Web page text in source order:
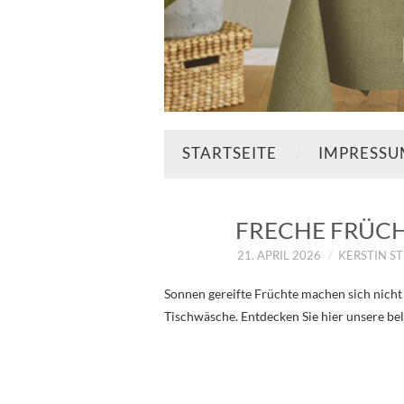
STARTSEITE
FRECHE
21. APRIL 2026 KERSTIN
Sonnen gereifte Früchte machen sich
Tischwäsche. Entdecken Sie hier unsere